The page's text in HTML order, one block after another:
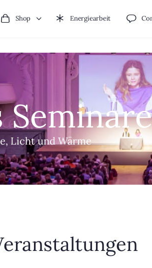
Shop Energiearbeit
Licht und Wärme